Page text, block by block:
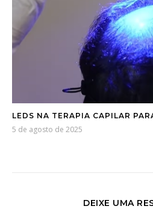
LEDS NA TERAPIA CAPILAR
5 de agosto de 2025
DEIXE UMA